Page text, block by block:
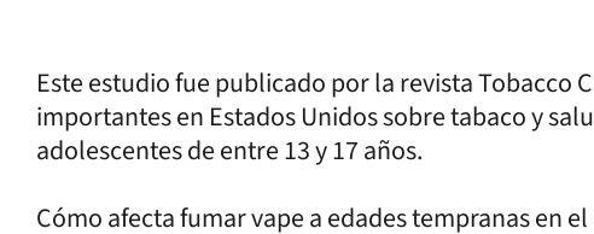
Este estudio fue publicado por la revista Tobacco
importantes en Estados Unidos sobre tabaco y
adolescentes de entre 13 y 17 años.
Cómo afecta fumar vape a edades tempranas en